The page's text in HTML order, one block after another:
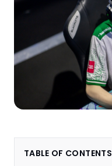
TABLE OF CONTENTS